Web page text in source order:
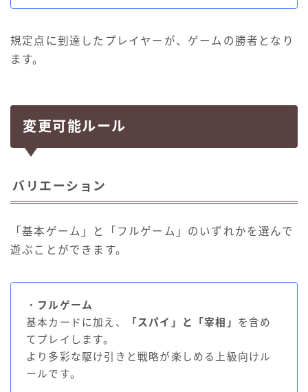
規定点に到達したプレイヤーが、ゲームの勝者となり
ます。
変更可能ルール
バリエーション
「基本ゲーム」と「フルゲーム」のいずれかを選んで
遊ぶことができます。
・ フルゲーム
基本カードに加え、
「スパイ」と「宰相」 を含め
てプレイします。
より多彩な駆け引きと戦略が楽しめる上級向けル
ールです。